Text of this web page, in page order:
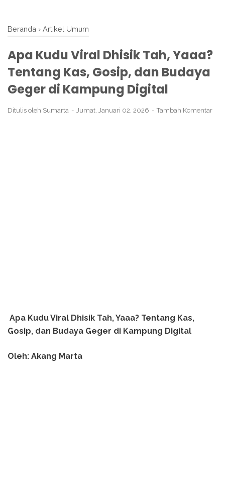
Beranda › Artikel Umum
Apa Kudu Viral Dhisik Tah, Yaaa?
Tentang Kas, Gosip, dan Budaya
Geger di Kampung Digital
Ditulis oleh Sumarta Jumat, Januari 02, 2026 Tambah Komentar
Apa Kudu Viral Dhisik Tah, Yaaa? Tentang Kas,
Gosip, dan Budaya Geger di Kampung Digital
Oleh: Akang Marta